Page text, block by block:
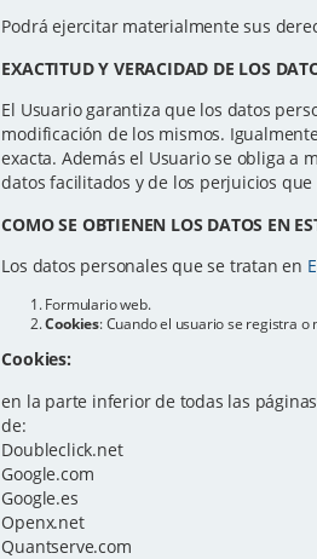
Podrá ejercitar materialmente sus
EXACTITUD Y VERACIDAD DE LOS
El Usuario garantiza que los datos
modificación de los mismos.
exacta. Además el Usuario se obliga a
datos facilitados y de los perjuicios
COMO SE OBTIENEN LOS DATOS EN
Los datos personales que se tratan en
Formulario web.
Cookies: Cuando el usuario se registra o
Cookies:
en la parte inferior de todas las
de:
Doubleclick.net
Google.com
Google.es
Openx.net
Quantserve.com